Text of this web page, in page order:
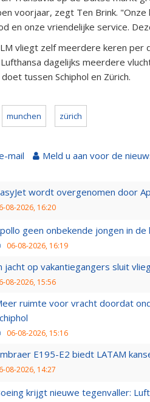
voorjaar, zegt Ten Brink.
en onze vriendelijke service.
vliegt zelf meerdere keren per
dagelijks meerdere
tussen Schiphol en Zürich.
munchen zürich
mail Meld u aan voor de
wordt overgenomen door
08-2026, 16:20
geen onbekende jongen in de
06-08-2026, 16:19
jacht op vakantiegangers sluit
08-2026, 15:56
ruimte voor vracht doordat
06-08-2026, 15:16
E195-E2 biedt LATAM
08-2026, 14:27
krijgt nieuwe tegenvaller: